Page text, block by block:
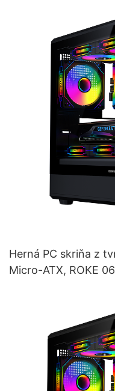
Herná PC skriňa z
Micro-ATX, ROKE 06